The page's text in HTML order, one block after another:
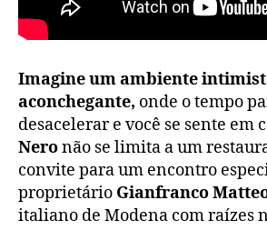
Imagine um ambiente
aconchegante, onde o tempo
desacelerar e você se sente em
Neronão se limita a um
convite para um encontro
proprietário Gianfranco
italiano de Modena com raízes